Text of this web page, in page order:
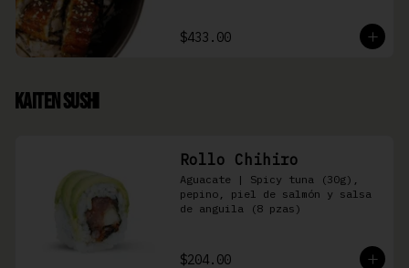
$433.00
Kaiten Sushi
Rollo Chihiro
Aguacate | Spicy tuna (30g),
pepino, piel de salmón y salsa
de anguila (8 pzas)
$204.00